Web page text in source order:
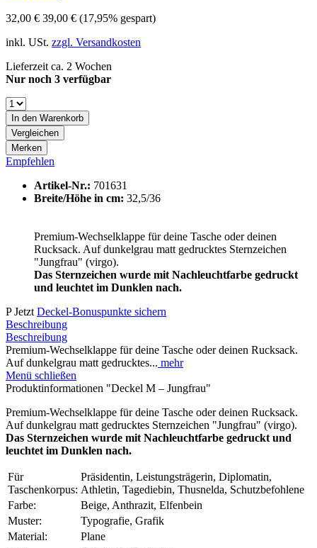
Lieferzeit ca. 2 Wochen
In den Warenkorb
Vergleichen
Merken
Artikel-Nr.: 701631
Premium-Wechselklappe für deine Tasche oder deinen
Rucksack. Auf dunkelgrau matt gedrucktes Sternzeichen
"Jungfrau" (virgo).
Das Sternzeichen wurde mit Nachleuchtfarbe gedruckt
P Jetzt Deckel-Bonuspunkte sichern
Beschreibung
Beschreibung
Premium-Wechselklappe für deine Tasche oder deinen Rucksack.
Auf dunkelgrau matt gedrucktes...
Menü schließen
Premium-Wechselklappe für deine Tasche oder deinen Rucksack.
Auf dunkelgrau matt gedrucktes Sternzeichen "Jungfrau" (virgo).
Das Sternzeichen wurde mit Nachleuchtfarbe gedruckt und
Für
Taschenkorpus:
Präsidentin, Leistungsträgerin, Diplomatin,
Athletin, Tagediebin, Thusnelda, Schutzbefohlene
Farbe:
Beige, Anthrazit, Elfenbein
Muster:
Typografie, Grafik